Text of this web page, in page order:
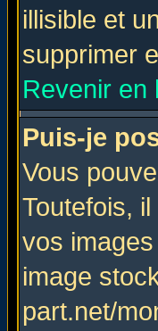
illisible et
supprimer
Revenir en
Puis-je
Vous
Toutefois,
vos
image
part.net/